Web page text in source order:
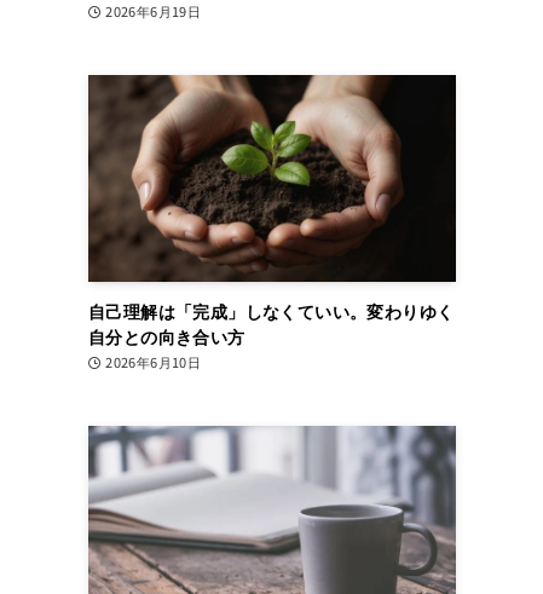
2026年6月19日
自己理解は「完成」しなくていい。変わりゆく
自分との向き合い方
2026年6月10日